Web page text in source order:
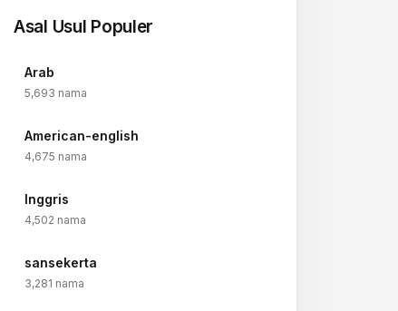
Asal Usul Populer
Arab
5,693 nama
American-english
4,675 nama
Inggris
4,502 nama
sansekerta
3,281 nama